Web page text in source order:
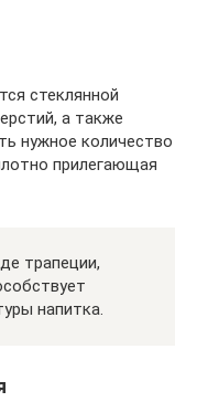
стеклянной
а также
нужное количество
прилегающая
трапеции,
напитка.